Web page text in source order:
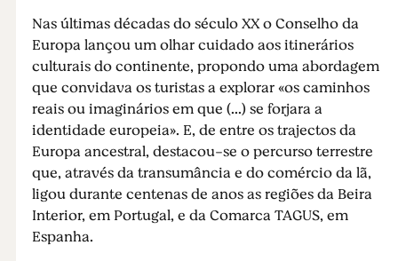
Nas últimas décadas do século XX o Conselho da
Europa lançou um olhar cuidado aos itinerários
culturais do continente, propondo uma abordagem
que convidava os turistas a explorar «os caminhos
reais ou imaginários em que (...) se forjara a
identidade europeia». E, de entre os trajectos da
Europa ancestral, destacou-se o percurso terrestre
que, através da transumância e do comércio da lã,
ligou durante centenas de anos as regiões da Beira
Interior, em Portugal, e da Comarca TAGUS, em
Espanha.